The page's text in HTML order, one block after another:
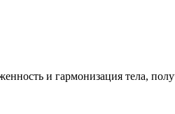
и гармонизация тела,